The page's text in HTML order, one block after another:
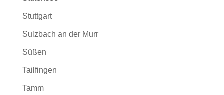
Stuttgart
Sulzbach an der Murr
Süßen
Tailfingen
Tamm